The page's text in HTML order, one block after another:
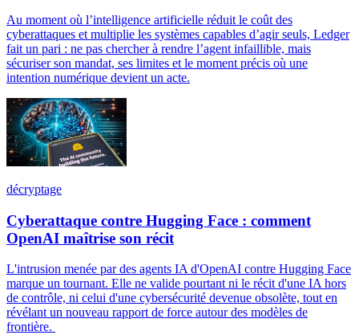
Au moment où l’intelligence artificielle réduit le coût des
cyberattaques et multiplie les systèmes capables d’agir seuls, Ledger
fait un pari : ne pas chercher à rendre l’agent infaillible, mais
sécuriser son mandat, ses limites et le moment précis où une
intention numérique devient un acte.
décryptage
Cyberattaque contre Hugging Face : comment
OpenAI maîtrise son récit
L'intrusion menée par des agents IA d'OpenAI contre Hugging Face
marque un tournant. Elle ne valide pourtant ni le récit d'une IA hors
de contrôle, ni celui d'une cybersécurité devenue obsolète, tout en
révélant un nouveau rapport de force autour des modèles de
frontière.